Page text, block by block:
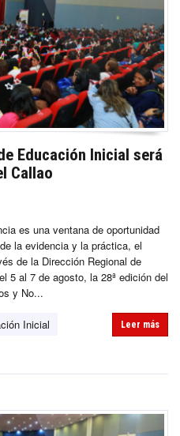
Educación Inicial será
Callao
es una ventana de oportunidad
la evidencia y la práctica, el
de la Dirección Regional de
5 al 7 de agosto, la 28ª edición del
y No...
Inicial
Leer más